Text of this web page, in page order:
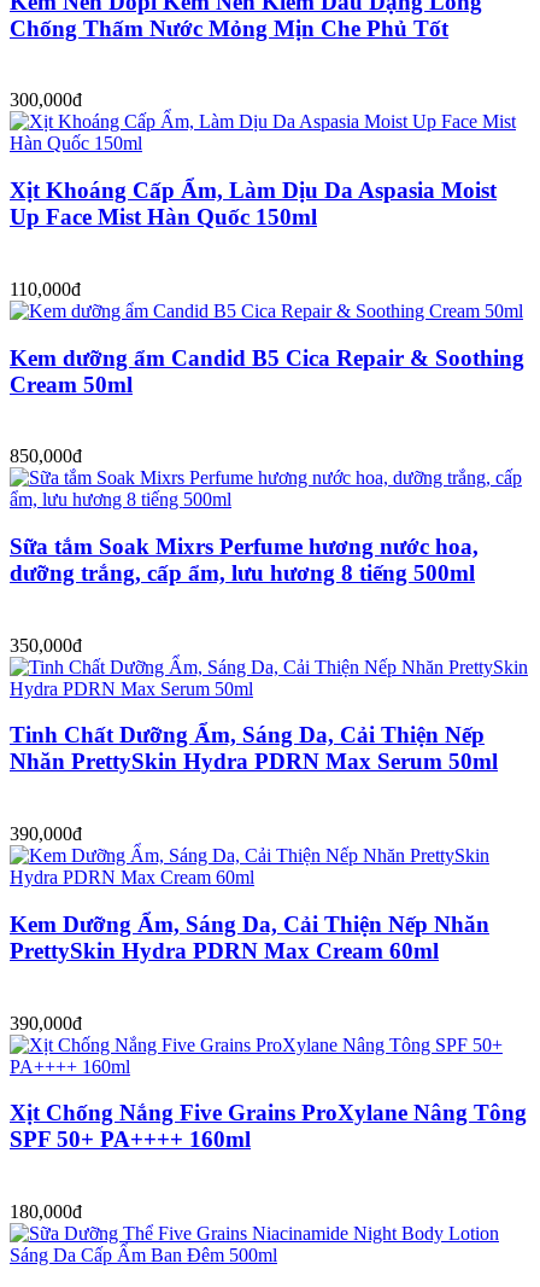
Chống Thấm Nước Mỏng Mịn Che Phủ Tốt
300,000đ
Xịt Khoáng Cấp Ẩm, Làm Dịu Da Aspasia Moist
Up Face Mist Hàn Quốc 150ml
110,000đ
Kem dưỡng ẩm Candid B5 Cica Repair & Soothing
Cream 50ml
850,000đ
Sữa tắm Soak Mixrs Perfume hương nước hoa,
dưỡng trắng, cấp ẩm, lưu hương 8 tiếng 500ml
350,000đ
Tinh Chất Dưỡng Ẩm, Sáng Da, Cải Thiện Nếp
Nhăn PrettySkin Hydra PDRN Max Serum 50ml
390,000đ
Kem Dưỡng Ẩm, Sáng Da, Cải Thiện Nếp Nhăn
PrettySkin Hydra PDRN Max Cream 60ml
390,000đ
Xịt Chống Nắng Five Grains ProXylane Nâng Tông
SPF 50+ PA++++ 160ml
180,000đ